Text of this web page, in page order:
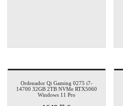
Ordenador Qi Gaming 0275 i7-
14700 32GB 2TB NVMe RTX5060
Windows 11 Pro